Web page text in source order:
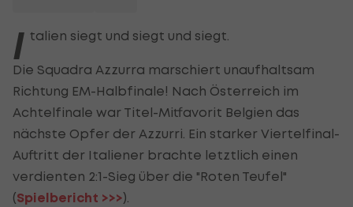
I talien siegt und siegt und siegt.
Die Squadra Azzurra marschiert unaufhaltsam
Richtung EM-Halbfinale! Nach Österreich im
Achtelfinale war Titel-Mitfavorit Belgien das
nächste Opfer der Azzurri. Ein starker Viertelfinal-
Auftritt der Italiener brachte letztlich einen
verdienten 2:1-Sieg über die "Roten Teufel"
(Spielbericht >>>).